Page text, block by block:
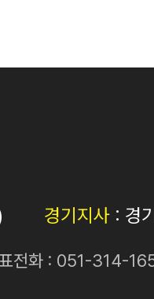
경기지사 : 경
전화 : 051-314-